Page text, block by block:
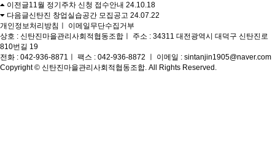
936-
8871
이전글11월 정기주차 신청 접수안내 24.10.18
다음글신탄진 창업실습공간 모집공고 24.07.22
개인정보처리방침
이메일무단수집거부
상호 : 신탄진마을관리사회적협동조합
주소 : 34311 대전광역시 대덕구 신탄진로
810번길 19
전화 : 042-936-8871
팩스 : 042-936-8872
이메일 : sintanjin1905@naver.com
Copyright © 신탄진마을관리사회적협동조합. All Rights Reserved.